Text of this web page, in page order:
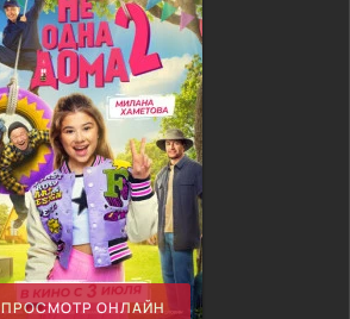
ПРОСМОТР ОНЛАЙН